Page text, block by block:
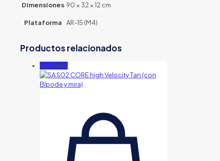
Dimensiones 90 × 32 × 12 cm
Plataforma AR-15 (M4)
Productos relacionados
En oferta